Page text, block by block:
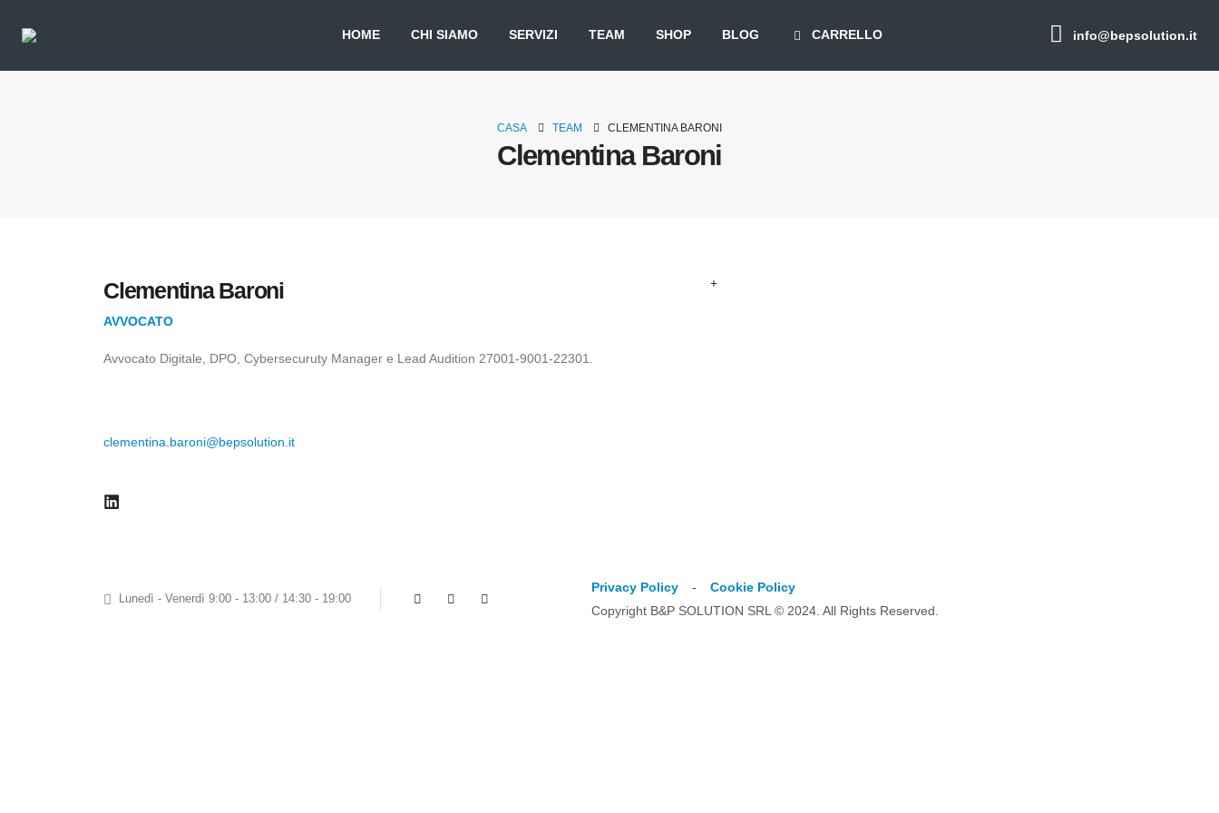
HOME CHI SIAMO SERVIZI TEAM SHOP BLOG CARRELLO info@bepsolution.it
CASA TEAM CLEMENTINA BARONI
Clementina Baroni
Clementina Baroni
AVVOCATO
Avvocato Digitale, DPO, Cybersecuruty Manager e Lead Audition 27001-9001-22301.
clementina.baroni@bepsolution.it
Lunedì - Venerdì 9:00 - 13:00 / 14:30 - 19:00
Privacy Policy -
Cookie Policy
Copyright B&P SOLUTION SRL © 2024. All Rights Reserved.